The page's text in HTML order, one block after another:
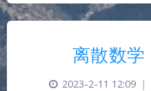
离散数
2023-2-11 12:09 |